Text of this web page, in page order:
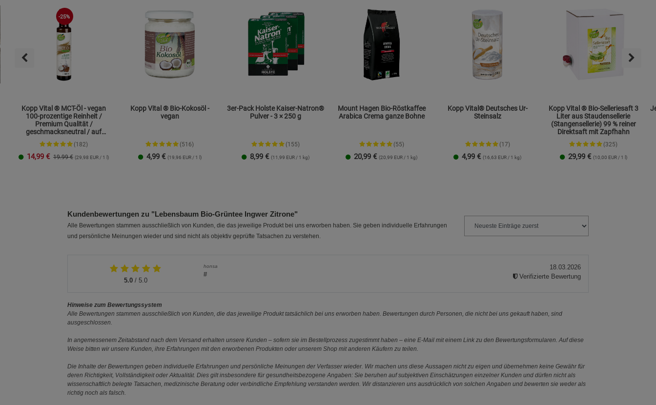
-25%
Kopp Vital ® MCT-Öl - vegan
100-prozentige Reinheit /
Premium Qualität /
geschmacksneutral / auf
Kokosölbasis
(182)
14,99 € 19.99 € (29,98 EUR / 1 l)
Kopp Vital ® Bio-Kokosöl -
vegan
(516)
4,99 € (19,96 EUR / 1 l)
3er-Pack Holste Kaiser-Natron®
Pulver - 3 × 250 g
(155)
8,99 € (11,99 EUR / 1 kg)
Mount Hagen Bio-Röstkaffee
Arabica Crema ganze Bohne
(55)
20,99 € (20,99 EUR / 1 kg)
Kopp Vital® Deutsches Ur-
Steinsalz
(17)
4,99 € (16,63 EUR / 1 kg)
Kopp Vital ® Bio-Selleriesaft 3
Liter aus Staudensellerie
(Stangensellerie) 99 % reiner
Direktsaft mit Zapfhahn
(325)
29,99 € (10,00 EUR / 1 l)
Kundenbewertungen zu "Lebensbaum Bio-Grüntee Ingwer Zitrone"
Alle Bewertungen stammen ausschließlich von Kunden, die das jeweilige Produkt bei uns erworben haben. Sie geben individuelle Erfahrungen
und persönliche Meinungen wieder und sind nicht als objektiv geprüfte Tatsachen zu verstehen.
5.0/ 5.0
honsa
#
18.03.2026
Verifizierte Bewertung
Hinweise zum Bewertungssystem
Alle Bewertungen stammen ausschließlich von Kunden, die das jeweilige Produkt tatsächlich bei uns erworben haben. Bewertungen durch Personen, die nicht bei uns gekauft haben, sind
ausgeschlossen.
In angemessenem Zeitabstand nach dem Versand erhalten unsere Kunden – sofern sie im Bestellprozess zugestimmt haben – eine E-Mail mit einem Link zu den Bewertungsformularen. Auf diese
Weise bitten wir unsere Kunden, ihre Erfahrungen mit den erworbenen Produkten oder unserem Shop mit anderen Käufern zu teilen.
Die Inhalte der Bewertungen geben individuelle Erfahrungen und persönliche Meinungen der Verfasser wieder. Wir machen uns diese Aussagen nicht zu eigen und übernehmen keine Gewähr für
deren Richtigkeit, Vollständigkeit oder Aktualität. Dies gilt insbesondere für gesundheitsbezogene Angaben: Sie beruhen auf subjektiven Einschätzungen einzelner Kunden und dürfen nicht als
wissenschaftlich belegte Tatsachen, medizinische Beratung oder verbindliche Empfehlung verstanden werden. Wir distanzieren uns ausdrücklich von solchen Angaben und bewerten sie weder als
richtig noch als falsch.
anzeigen
Marketing Cookies (3) Marketing Cookies
Beschreibung Marketing Cookies
Cookie-Informationen anzeigen